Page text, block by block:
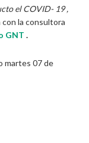
el COVID- 19 ,
con la consultora
GNT .
martes 07 de